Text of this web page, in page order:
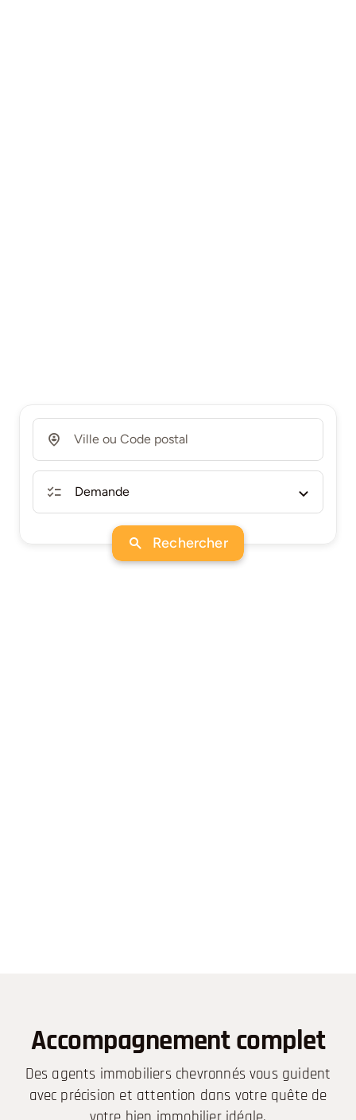
Rechercher
Accompagnement complet
Des agents immobiliers chevronnés vous guident
avec précision et attention dans votre quête de